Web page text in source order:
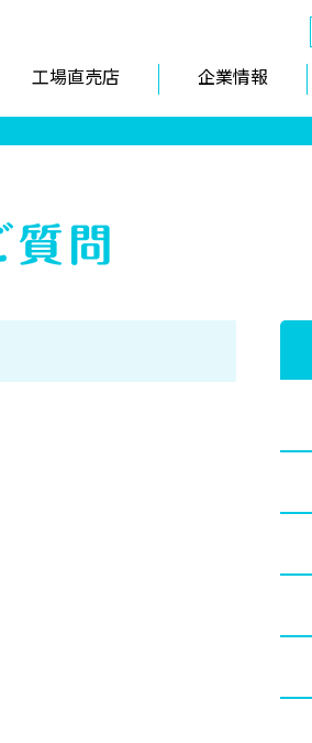
工場直売店 企業情報